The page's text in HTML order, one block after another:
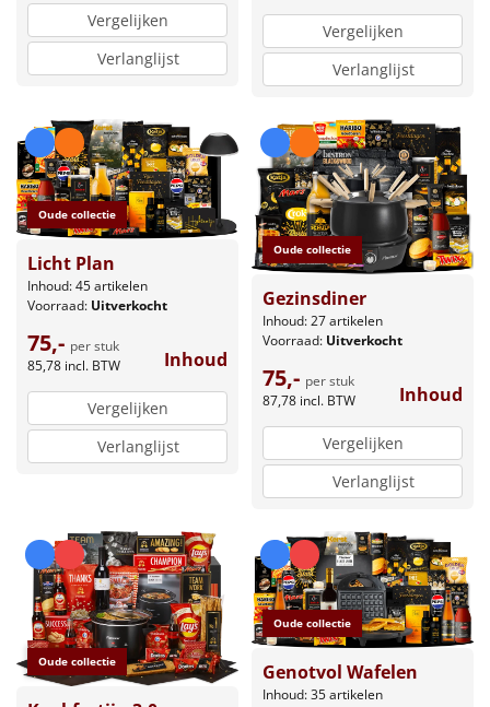
Vergelijken
Verlanglijst
Vergelijken
Verlanglijst
Oude collectie
Licht Plan
Inhoud: 45 artikelen
Voorraad: Uitverkocht
75,- per stuk
85,78 incl. BTW Inhoud
Vergelijken
Verlanglijst
Oude collectie
Gezinsdiner
Inhoud: 27 artikelen
Voorraad: Uitverkocht
75,- per stuk
87,78 incl. BTW Inhoud
Vergelijken
Verlanglijst
Oude collectie
Oude collectie
Genotvol Wafelen
Inhoud: 35 artikelen